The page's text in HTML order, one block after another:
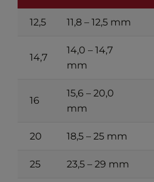
12,5 11,8 – 12,5 mm
14,7
14,0 – 14,7
mm
16
15,6 – 20,0
mm
20 18,5 – 25 mm
25 23,5 – 29 mm